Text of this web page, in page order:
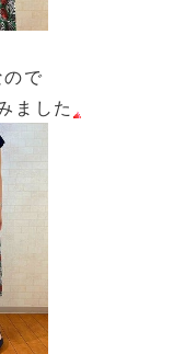
で
ました